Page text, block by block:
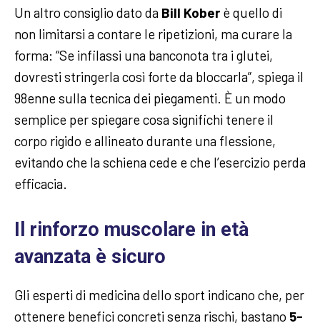
Un altro consiglio dato da Bill Kober è quello di
non limitarsi a contare le ripetizioni, ma curare la
forma: “Se infilassi una banconota tra i glutei,
dovresti stringerla così forte da bloccarla”, spiega il
98enne sulla tecnica dei piegamenti. È un modo
semplice per spiegare cosa significhi tenere il
corpo rigido e allineato durante una flessione,
evitando che la schiena cede e che l’esercizio perda
efficacia.
Il rinforzo muscolare in età
avanzata è sicuro
Gli esperti di medicina dello sport indicano che, per
ottenere benefici concreti senza rischi, bastano 5-